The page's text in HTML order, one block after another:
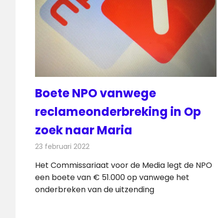
Boete NPO vanwege
reclameonderbreking in Op
zoek naar Maria
23 februari 2022
Het Commissariaat voor de Media legt de NPO
een boete van € 51.000 op vanwege het
onderbreken van de uitzending